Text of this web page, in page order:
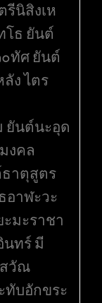
รีนิสิงเห
โธ ยันต์
ทัศ ยันต์
ง ไตร
ยันต์นะอุด
งคล
าตุสูตร
อาฬะวะ
มะราชา
นทร์ มี
สวัณ
ทับอักขระ